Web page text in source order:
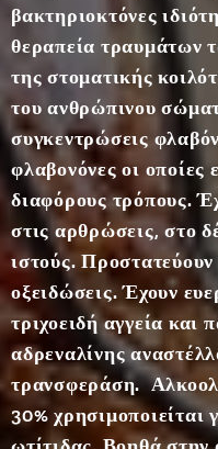
βακτηριοκτόνες
θεραπεία τραυμάτων
της στοματικής
του ανθρώπινου
συγκεντρώσεις
φλαβονόνες οι οποίες
διαφόρους τρόπους.
στις αρθρώσεις, στο
ιστούς.
οξειδώσεις. Έχουν
τριχοειδή αγγεία και
αδρεναλίνης
τρανσφεράση.
30% χρησιμοποιείται